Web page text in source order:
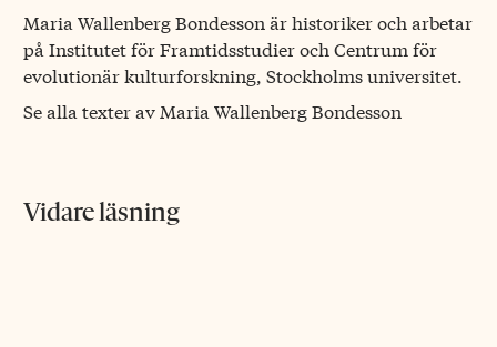
Maria Wallenberg Bondesson är historiker och arbetar
på Institutet för Framtidsstudier och Centrum för
evolutionär kulturforskning, Stockholms universitet.
Se alla texter av Maria Wallenberg Bondesson
Vidare läsning